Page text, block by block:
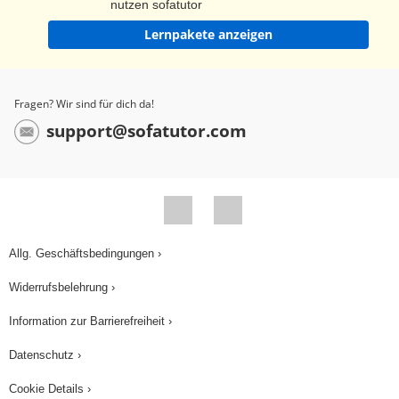
denen die Determiniertheit der Figuren bewiesen
wird. Bei diesen Entdeckungs- und
im Verlauf der Handlung enthüllt. Die Dramen
So zum Beispiel in einem der wohl berühmtesten
deutschen Dramen des Naturalismus “Vor
Seide und kostbarer Schmuck. Haltung und
nutzen sofatutor
Lernpakete anzeigen
Fragen? Wir sind für dich da!
support@sofatutor.com
Allg. Geschäftsbedingungen ›
Widerrufsbelehrung ›
Information zur Barrierefreiheit ›
Datenschutz ›
Cookie Details ›